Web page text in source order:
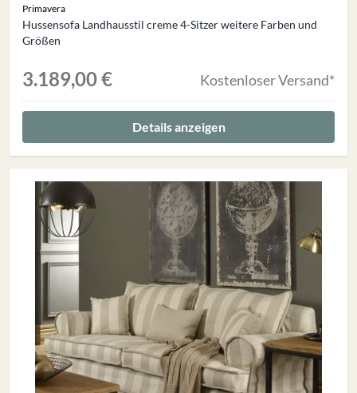
Primavera
Hussensofa Landhausstil creme 4-Sitzer weitere Farben und
Größen
3.189,00 € Kostenloser Versand*
Details anzeigen